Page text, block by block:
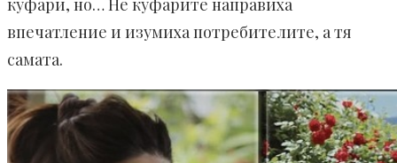
куфари, но… Не куфарите направиха
впечатление и изумиха потребителите, а тя
самата.